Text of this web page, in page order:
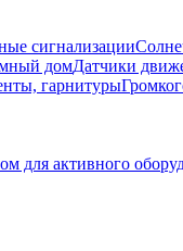
сигнализации
домДатчики
гарнитуры
для активного